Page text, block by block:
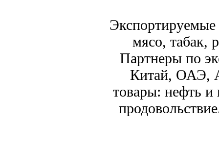
мясо, табак,
Партнеры по
Китай, ОАЭ,
товары: нефть